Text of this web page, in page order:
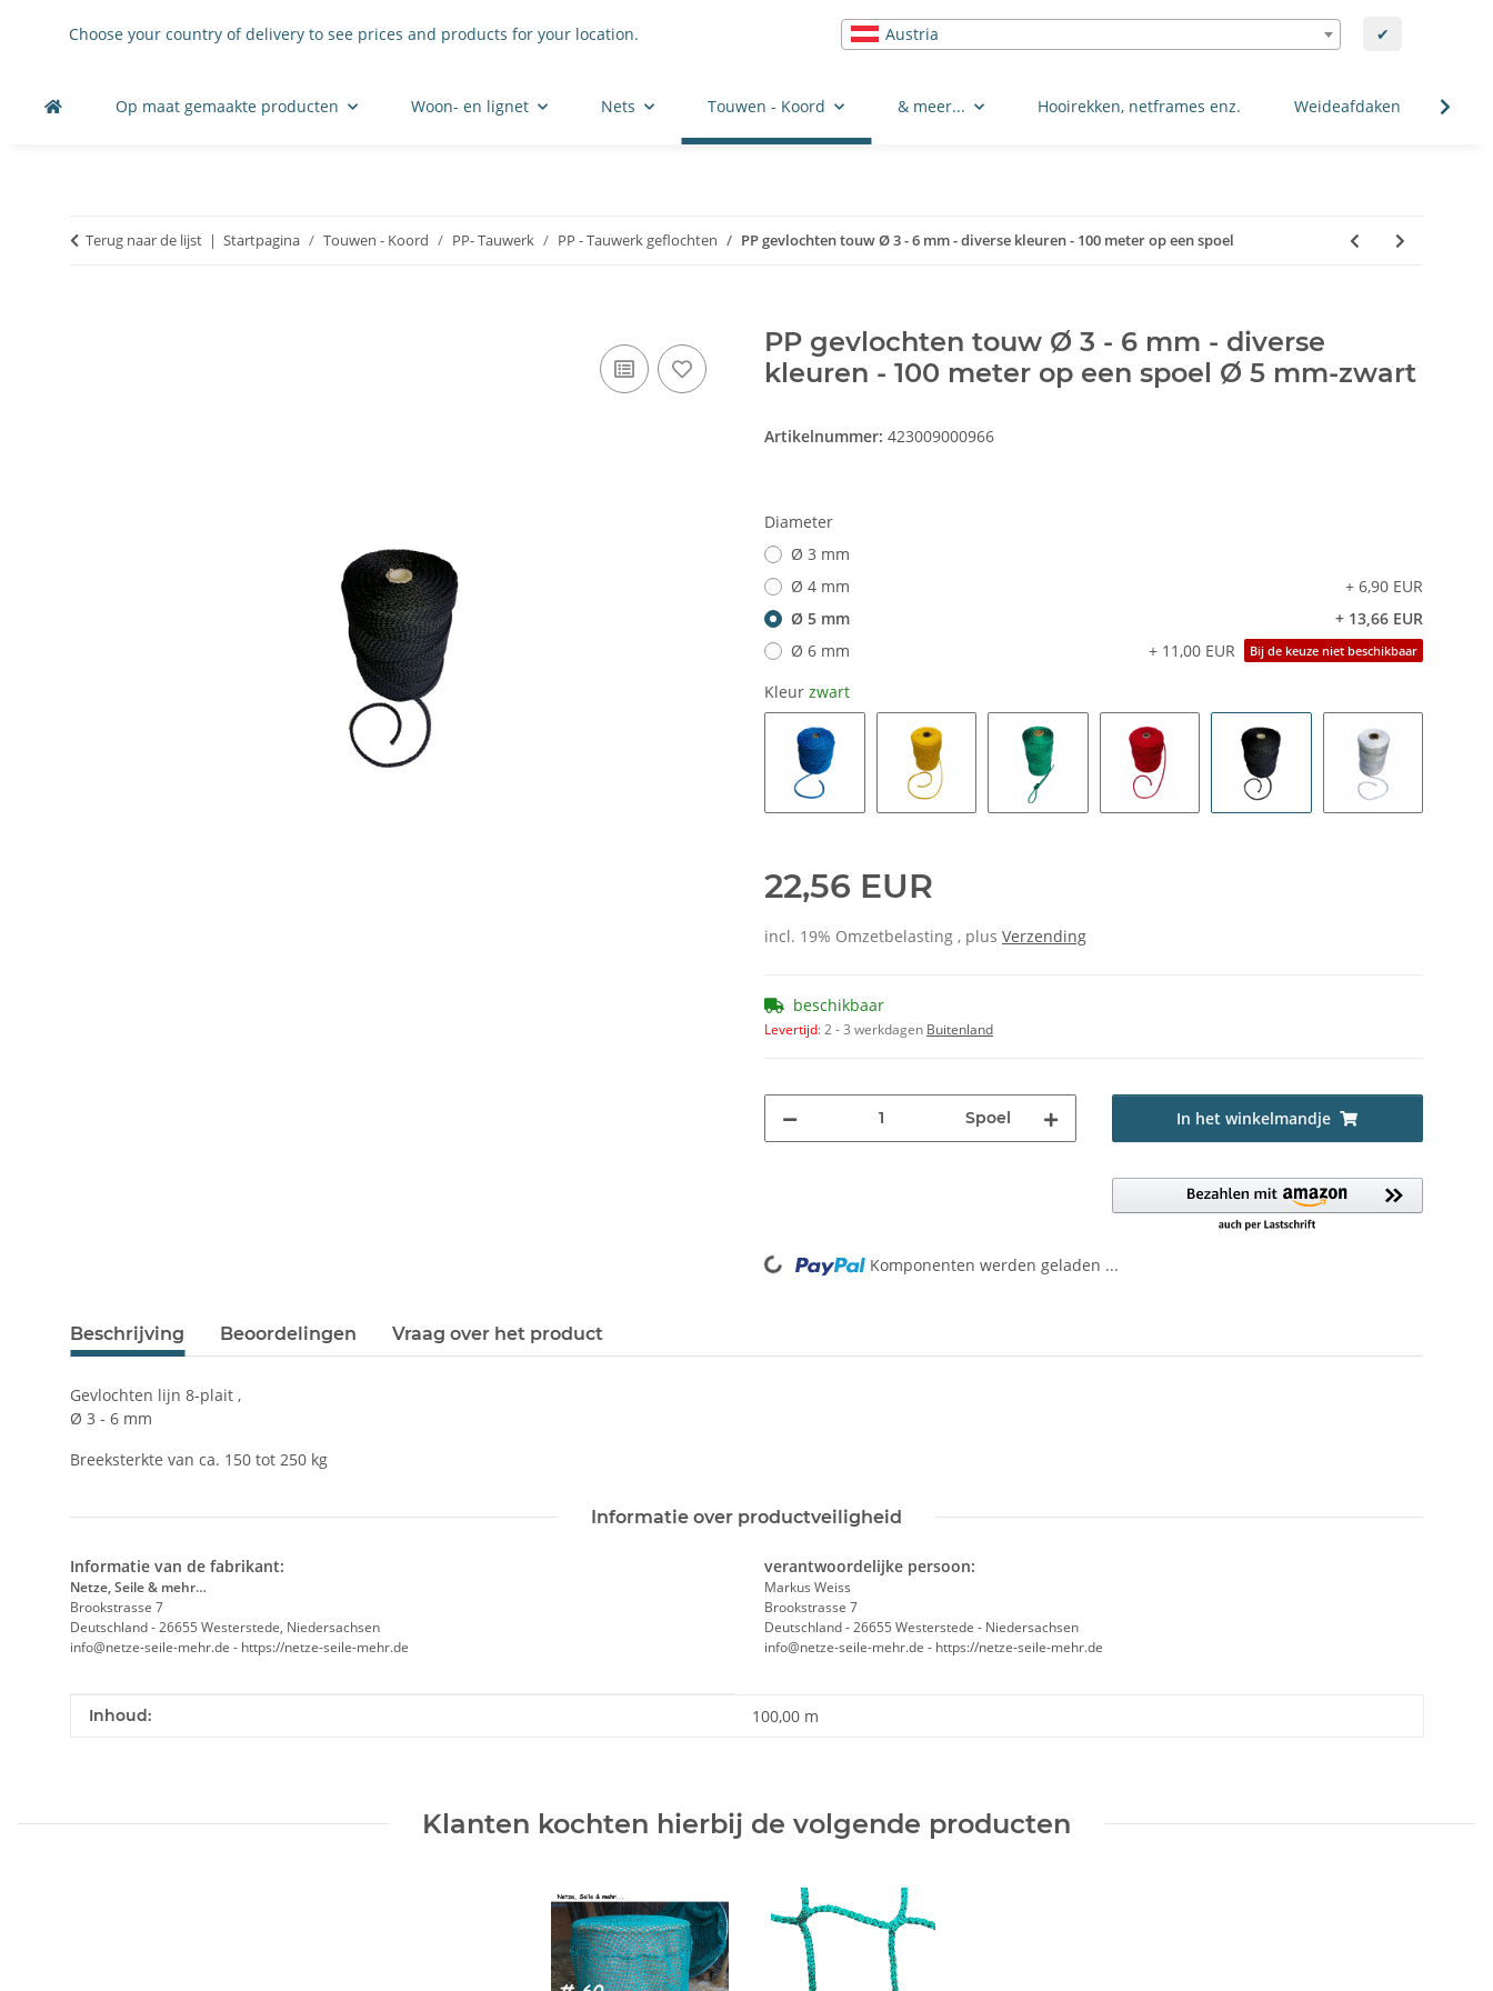
Choose your country of delivery to see prices and products for your location. Austria ✔
Op maat gemaakte producten Woon- en lignet Nets Touwen - Koord & meer... Hooirekken, netframes enz. Weideafdaken
Terug naar de lijst Startpagina Touwen - Koord PP- Tauwerk PP - Tauwerk geflochten PP gevlochten touw Ø 3 - 6 mm - diverse kleuren - 100 meter op een spoel
PP gevlochten touw Ø 3 - 6 mm - diverse
kleuren - 100 meter op een spoel Ø 5 mm-zwart
Artikelnummer: 423009000966
Diameter
Ø 3 mm
Ø 4 mm
+ 6,90 EUR
Ø 5 mm
+ 13,66 EUR
Ø 6 mm
+ 11,00 EUR Bij de keuze niet beschikbaar
Kleur zwart
22,56 EUR
incl. 19% Omzetbelasting , plus Verzending
beschikbaar
Levertijd:2 - 3 werkdagen Buitenland
Spoel In het winkelmandje
Komponenten werden geladen ...
Beschrijving Beoordelingen Vraag over het product
Gevlochten lijn 8-plait ,
Ø 3 - 6 mm
Breeksterkte van ca. 150 tot 250 kg
Informatie over productveiligheid
Informatie van de fabrikant:
Netze, Seile & mehr…
Brookstrasse 7
Deutschland - 26655 Westerstede, Niedersachsen
info@netze-seile-mehr.de - https://netze-seile-mehr.de
verantwoordelijke persoon:
Markus Weiss
Brookstrasse 7
Deutschland - 26655 Westerstede - Niedersachsen
info@netze-seile-mehr.de - https://netze-seile-mehr.de
#productDetails.itemInformation#
#productDetails.itemValue#
Inhoud: 100,00 m
Klanten kochten hierbij de volgende producten